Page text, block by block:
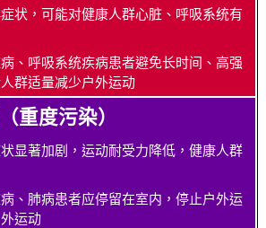
状，可能对健康人群心脏、呼吸系统有
、呼吸系统疾病患者避免长时间、高强
群适量减少户外运动
重度污染）
显著加剧，运动耐受力降低，健康人群
、肺病患者应停留在室内，停止户外运
运动